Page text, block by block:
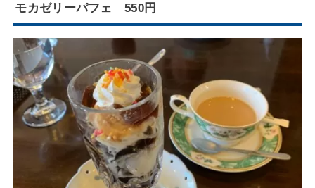
モカゼリーパフェ 550円